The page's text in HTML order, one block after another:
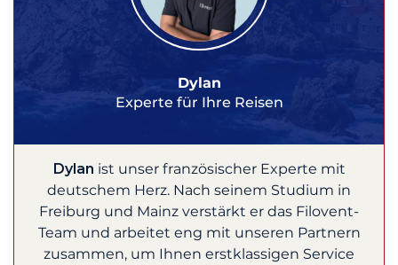
Dylan
Experte für Ihre Reisen
Dylan ist unser französischer Experte mit
deutschem Herz. Nach seinem Studium in
Freiburg und Mainz verstärkt er das Filovent-
Team und arbeitet eng mit unseren Partnern
zusammen, um Ihnen erstklassigen Service